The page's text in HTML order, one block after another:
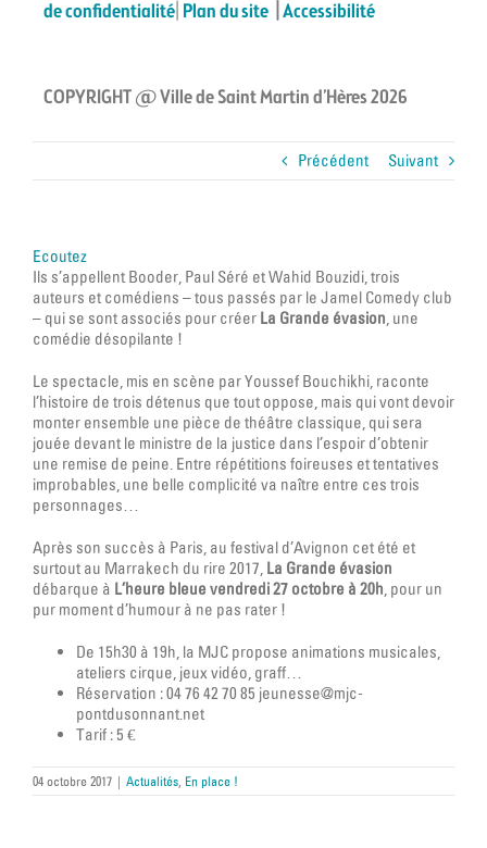
Précédent Suivant
Ecoutez
Ils s’appellent Booder, Paul Séré et Wahid Bouzidi, trois
auteurs et comédiens – tous passés par le Jamel Comedy club
– qui se sont associés pour créer La Grande évasion, une
comédie désopilante !
Le spectacle, mis en scène par Youssef Bouchikhi, raconte
l’histoire de trois détenus que tout oppose, mais qui vont devoir
monter ensemble une pièce de théâtre classique, qui sera
jouée devant le ministre de la justice dans l’espoir d’obtenir
une remise de peine. Entre répétitions foireuses et tentatives
improbables, une belle complicité va naître entre ces trois
personnages…
Après son succès à Paris, au festival d’Avignon cet été et
surtout au Marrakech du rire 2017, La Grande évasion
débarque à L’heure bleue vendredi 27 octobre à 20h, pour un
pur moment d’humour à ne pas rater !
De 15h30 à 19h, la MJC propose animations musicales,
ateliers cirque, jeux vidéo, graff…
Réservation : 04 76 42 70 85 jeunesse@mjc-
pontdusonnant.net
Tarif : 5 €
04 octobre 2017 | Actualités En place !
de confidentialité Plan du site Accessibilité
COPYRIGHT @ Ville de Saint Martin d’Hères 2026